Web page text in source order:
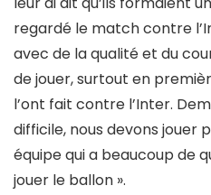
regardé le match contre
avec de la qualité et du
de jouer, surtout en
l’ont fait contre l’Inter.
difficile, nous devons
équipe qui a beaucoup de
jouer le ballon ».